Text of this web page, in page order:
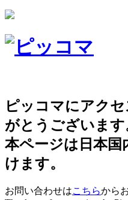
ピッコマにアク
がとうございます
本ページは日本
けます。
お問い合わせはこちらから